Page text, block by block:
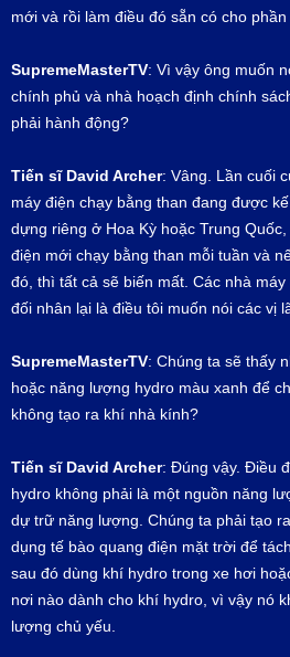
mới và rồi làm điều đó sẵn có cho
SupremeMasterTV: Vì vậy ông muốn
chính phủ và nhà hoạch định chính
phải hành động?
Tiến sĩ David Archer: Vâng. Lần cuối
máy điện chạy bằng than đang được
dựng riêng ở Hoa Kỳ hoặc Trung
điện mới chạy bằng than mỗi tuần và
đó, thì tất cả sẽ biến mất. Các nhà
đối nhân lại là điều tôi muốn nói các vị
SupremeMasterTV: Chúng ta sẽ thấy
hoặc năng lượng hydro màu xanh để
không tạo ra khí nhà kính?
Tiến sĩ David Archer: Đúng vậy. Điều
hydro không phải là một nguồn năng
dự trữ năng lượng. Chúng ta phải tạo
dụng tế bào quang điện mặt trời để
sau đó dùng khí hydro trong xe hơi
nơi nào dành cho khí hydro, vì vậy nó
lượng chủ yếu.